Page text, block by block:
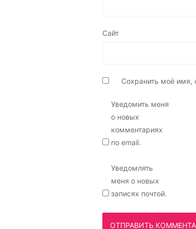
Сайт
Сохранить моё имя,
Уведомить меня
о новых
комментариях
по email.
Уведомлять
меня о новых
записях почтой.